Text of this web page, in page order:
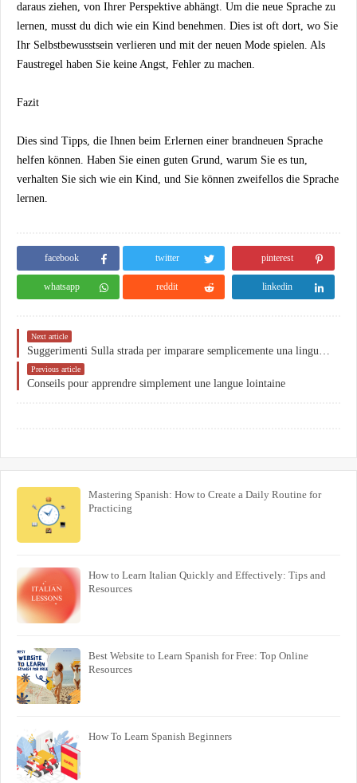
daraus ziehen, von Ihrer Perspektive abhängt. Um die neue Sprache zu
lernen, musst du dich wie ein Kind benehmen. Dies ist oft dort, wo Sie
Ihr Selbstbewusstsein verlieren und mit der neuen Mode spielen. Als
Faustregel haben Sie keine Angst, Fehler zu machen.
Fazit
Dies sind Tipps, die Ihnen beim Erlernen einer brandneuen Sprache
helfen können. Haben Sie einen guten Grund, warum Sie es tun,
verhalten Sie sich wie ein Kind, und Sie können zweifellos die Sprache
lernen.
facebook twitter pinterest
whatsapp reddit linkedin
Next article
Previous article
Conseils pour apprendre simplement une langue lointaine
Mastering Spanish: How to Create a Daily Routine for
Practicing
How to Learn Italian Quickly and Effectively: Tips and
Resources
Best Website to Learn Spanish for Free: Top Online
Resources
How To Learn Spanish Beginners